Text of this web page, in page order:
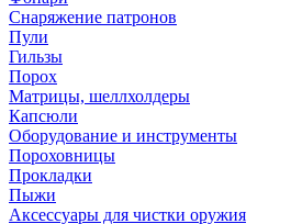
Снаряжение патронов
Пули
Гильзы
Порох
Матрицы, шеллхолдеры
Капсюли
Оборудование и инструменты
Пороховницы
Прокладки
Пыжи
Аксессуары для чистки оружия